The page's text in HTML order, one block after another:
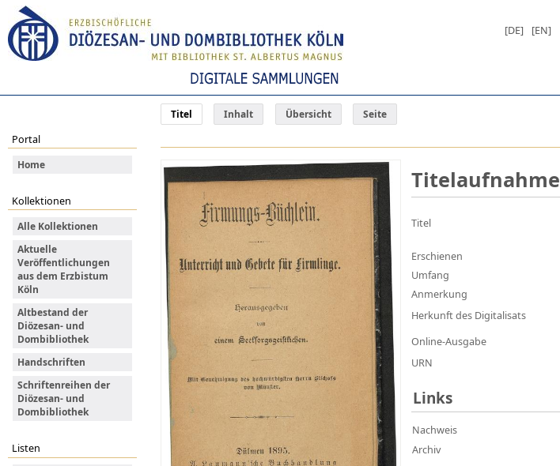
[DE] [EN]
Titel Inhalt Übersicht Seite
Portal
Home
Kollektionen
Alle Kollektionen
Aktuelle
Veröffentlichungen
aus dem Erzbistum
Köln
Altbestand der
Diözesan- und
Dombibliothek
Handschriften
Schriftenreihen der
Diözesan- und
Dombibliothek
Listen
Titelaufnahme
Titel
Erschienen
Umfang
Anmerkung
Herkunft des Digitalisats
Online-Ausgabe
URN
Links
Nachweis
Archiv